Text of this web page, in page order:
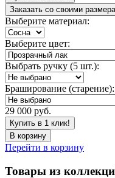
Заказать со своими
Выберите материал:
Выберите цвет:
Выбрать ручку (5 шт.):
Браширование (старение):
29 000 руб.
Купить в 1 клик!
В корзину
Перейти в корзину
Товары из